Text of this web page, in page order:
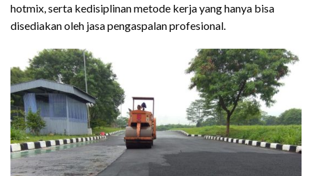
hotmix, serta kedisiplinan metode kerja yang hanya bisa
disediakan oleh jasa pengaspalan profesional.